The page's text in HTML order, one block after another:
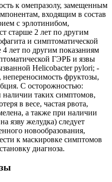
к омепразолу, замещенным
входящим в состав
с эрлотинибом,
старше 2 лет по другим
и симптоматической
лет по другим показаниям
ГЭРБ и язвы
Helicobacter pylori; -
непереносимость фруктозы,
С осторожностью:
таких симптомов,
в весе, частая рвота,
а также при наличии
язву желудка) следует
новообразования,
к маскировке симптомов
диагноза.